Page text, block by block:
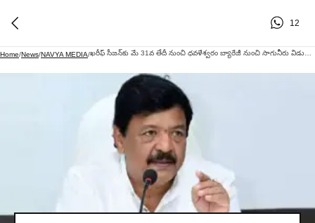
12
Home/News/NAVYA MEDIA/